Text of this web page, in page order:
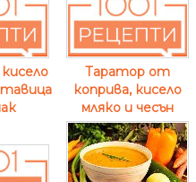
Таратор от
коприва, кисело
мляко и чесън